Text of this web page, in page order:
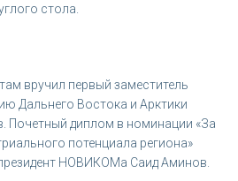
стола.
вручил первый заместитель
Дальнего Востока и Арктики
Почетный диплом в номинации «За
потенциала региона»
НОВИКОМа Саид Аминов.